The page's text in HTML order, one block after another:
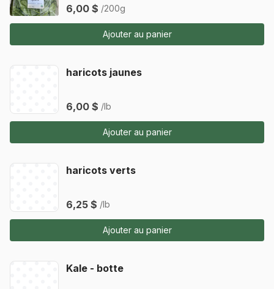
6,00 $ /200g
Ajouter au panier
haricots jaunes
6,00 $ /lb
Ajouter au panier
haricots verts
6,25 $ /lb
Ajouter au panier
Kale - botte